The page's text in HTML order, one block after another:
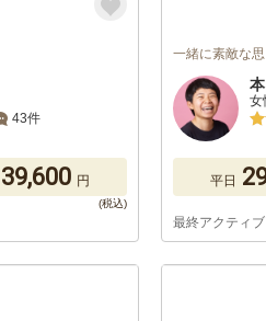
43件
39,600 円
一緒に素敵な
女
平日
最終アクティ